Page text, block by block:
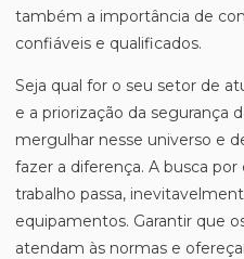
também a importância de
confiáveis e qualificados.
Seja qual for o seu setor de
e a priorização da segurança
mergulhar nesse universo e
fazer a diferença. A busca
trabalho passa,
equipamentos. Garantir que
atendam às normas e